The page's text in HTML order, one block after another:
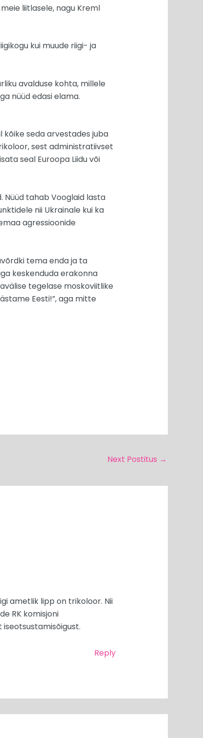
liitlasele, nagu Kreml
kui muude riigi- ja
avalduse kohta, millele
nüüd edasi elama.
kõike seda arvestades juba
sest administratiivset
seal Euroopa Liidu või
Nüüd tahab Vooglaid lasta
nii Ukrainale kui ka
agressioonide
tema enda ja ta
keskenduda erakonna
tegelase moskoviitlike
Eesti!”, aga mitte
Next Postitus →
ametlik lipp on trikoloor. Nii
RK komisjoni
Reply